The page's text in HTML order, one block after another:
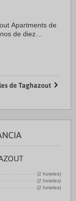
Apartments de
de diez
de Taghazout
(2 hoteles)
(2 hoteles)
(2 hoteles)